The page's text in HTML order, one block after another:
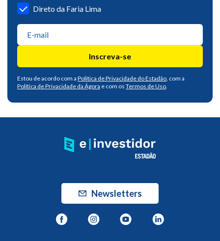
Direto da Faria Lima
Inscreva-se
Estou de acordo com a Política de Privacidade do Estadão, com a
Política de Privacidade da Ágora e com os Termos de Uso.
Newsletters